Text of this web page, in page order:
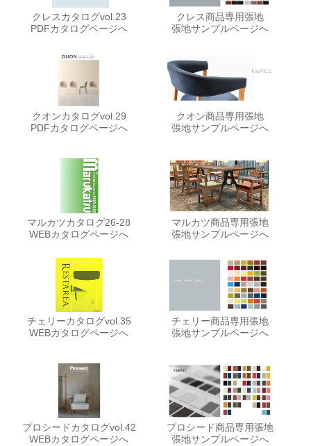
クレスカタログvol.23
PDFカタログページへ
クレス商品専用張地
張地サンプルページへ
クオンカタログvol.29
PDFカタログページへ
クオン商品専用張地
張地サンプルページへ
マルカツカタログ26-28
WEBカタログページへ
マルカツ商品専用張地
張地サンプルページへ
チェリーカタログvol.35
WEBカタログページへ
チェリー商品専用張地
張地サンプルページへ
プロシードカタログvol.42
WEBカタログページへ
プロシード商品専用張地
張地サンプルページへ